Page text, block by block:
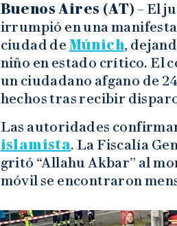
Buenos Aires (AT) – El
irrumpió en una
ciudad de Múnich,
niño en estado crítico. El
un ciudadano afgano de
hechos tras recibir
Las autoridades
islamista. La Fiscalía
gritó “Allahu Akbar” al
móvil se encontraron